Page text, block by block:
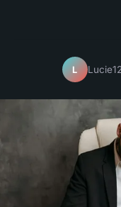
L Lucie